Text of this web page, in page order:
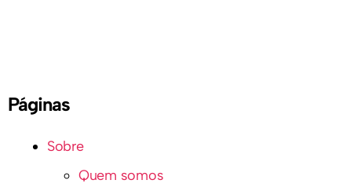
Páginas
Sobre
Quem somos